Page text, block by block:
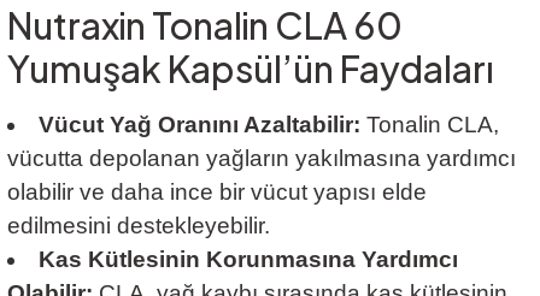
Nutraxin Tonalin CLA 60
Yumuşak Kapsül’ün Faydaları
Vücut Yağ Oranını Azaltabilir: Tonalin CLA,
vücutta depolanan yağların yakılmasına yardımcı
olabilir ve daha ince bir vücut yapısı elde
edilmesini destekleyebilir.
Kas Kütlesinin Korunmasına Yardımcı